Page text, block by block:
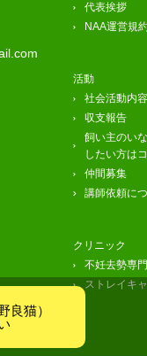
代表挨拶
NAA運営規
活動
社会活動内容
収支報告
飼い主のい
したい方は
仲間募集
講師依頼に
クリニック
不妊去勢専
ストレイキ
良猫）